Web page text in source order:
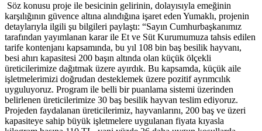
Söz konusu proje ile besicinin gelirinin, dolayısıyla emeğinin
karşılığının güvence altına alındığına işaret eden Yumaklı, projenin
detaylarıyla ilgili şu bilgileri paylaştı: “Sayın Cumhurbaşkanımız
tarafından yayımlanan karar ile Et ve Süt Kurumumuza tahsis edilen
tarife kontenjanı kapsamında, bu yıl 108 bin baş besilik hayvanı,
besi ahırı kapasitesi 200 başın altında olan küçük ölçekli
üreticilerimize dağıtmak üzere ayırdık. Bu kapsamda, küçük aile
işletmelerimizi doğrudan desteklemek üzere pozitif ayrımcılık
uyguluyoruz. Program ile belli bir puanlama sistemi üzerinden
belirlenen üreticilerimize 30 baş besilik hayvan teslim ediyoruz.
Projeden faydalanan üreticilerimiz, hayvanlarını, 200 baş ve üzeri
kapasiteye sahip büyük işletmelere uygulanan fiyata kıyasla